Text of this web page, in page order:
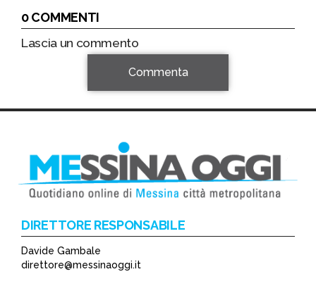
0 COMMENTI
Lascia un commento
*
Commenta
DIRETTORE RESPONSABILE
Davide Gambale
direttore@messinaoggi.it